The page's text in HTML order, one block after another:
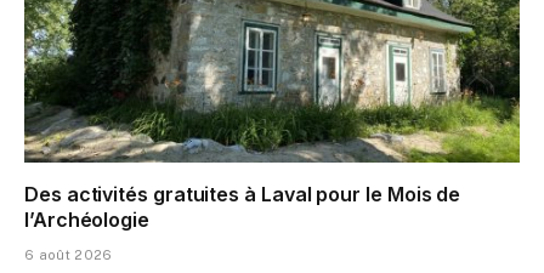
Des activités gratuites à Laval pour le Mois de
l’Archéologie
6 août 2026